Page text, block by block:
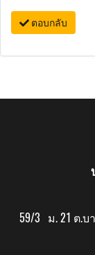
ตอบกลับ
59/3 ม. 21 ต.บ